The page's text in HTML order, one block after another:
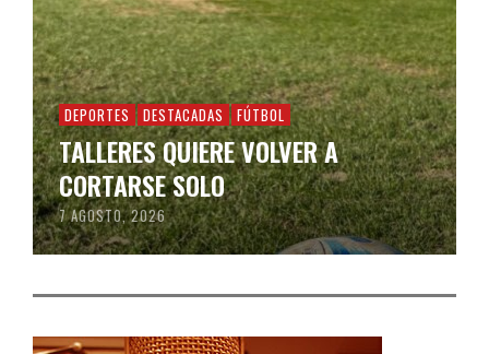
DEPORTES DESTACADAS FÚTBOL
TALLERES QUIERE VOLVER A
CORTARSE SOLO
7 AGOSTO, 2026